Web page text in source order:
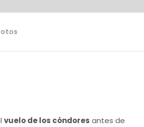
vuelo de los cóndores antes de